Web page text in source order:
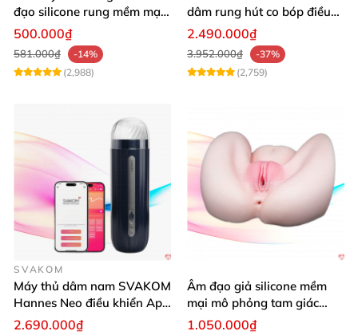
đạo silicone rung mềm mại
kích thích
500.000₫
581.000₫
-14%
(2,988)
dâm rung hút co bóp điều
khiển App tiện lợi
2.490.000₫
3.952.000₫
-37%
(2,759)
SVAKOM
Máy thủ dâm nam SVAKOM
Hannes Neo điều khiển App
tiện lợi
2.690.000₫
Âm đạo giả silicone mềm
mại mô phỏng tam giác
vàng sexy
1.050.000₫